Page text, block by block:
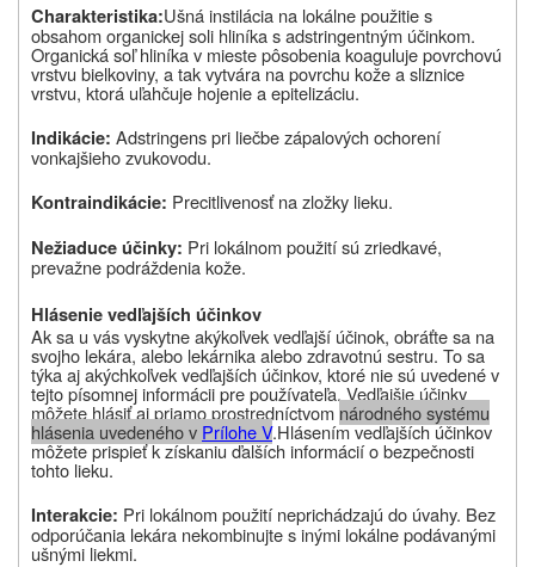
Charakteristika:Ušná instilácia na lokálne použitie s
obsahom organickej soli hliníka s adstringentným účinkom.
Organická soľ hliníka v mieste pôsobenia koaguluje povrchovú
vrstvu bielkoviny, a tak vytvára na povrchu kože a sliznice
vrstvu, ktorá uľahčuje hojenie a epitelizáciu.
Indikácie: Adstringens pri liečbe zápalových ochorení
vonkajšieho zvukovodu.
Kontraindikácie: Precitlivenosť na zložky lieku.
Nežiaduce účinky: Pri lokálnom použití sú zriedkavé,
prevažne podráždenia kože.
Hlásenie vedľajších účinkov
Ak sa u vás vyskytne akýkoľvek vedľajší účinok, obráťte sa na
svojho lekára, alebo lekárnika alebo zdravotnú sestru. To sa
týka aj akýchkoľvek vedľajších účinkov, ktoré nie sú uvedené v
tejto písomnej informácii pre používateľa. Vedľajšie účinky
môžete hlásiť aj priamo prostredníctvom národného systému
hlásenia uvedeného v Prílohe V.Hlásením vedľajších účinkov
môžete prispieť k získaniu ďalších informácií o bezpečnosti
tohto lieku.
Interakcie: Pri lokálnom použití neprichádzajú do úvahy. Bez
odporúčania lekára nekombinujte s inými lokálne podávanými
ušnými liekmi.